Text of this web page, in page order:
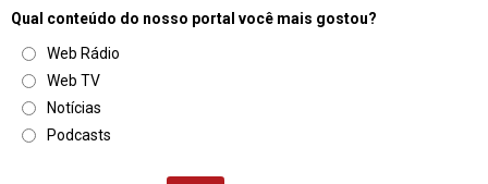
Qual conteúdo do nosso portal você mais gostou?
Web Rádio
Web TV
Notícias
Podcasts